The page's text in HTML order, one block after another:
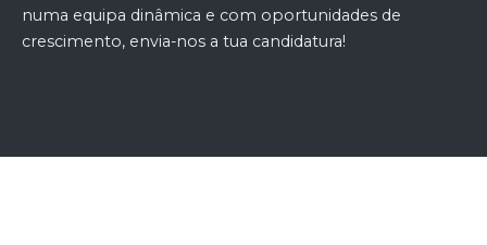
numa equipa dinâmica e com oportunidades de
crescimento, envia-nos a tua candidatura!